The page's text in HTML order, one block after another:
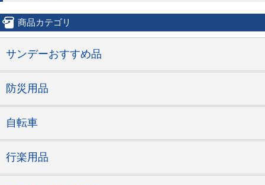
商品カテゴリ
サンデーおすすめ品
防災用品
自転車
行楽用品